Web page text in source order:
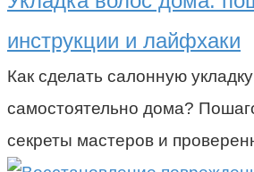
инструкции и лайфхаки
Как сделать салонную
самостоятельно дома?
секреты мастеров и